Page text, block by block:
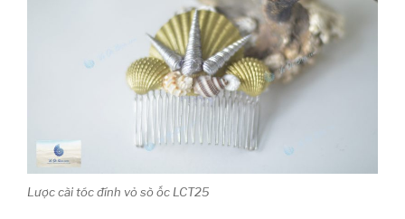
Lược cài tóc đính vỏ sò ốc LCT25